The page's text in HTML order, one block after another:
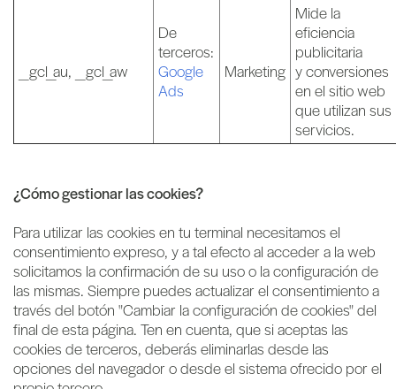
_gcl_au, _gcl_aw
De
terceros:
Google
Ads
Marketing
Mide la
eficiencia
publicitaria
y conversiones
en el sitio web
que utilizan sus
servicios.
¿Cómo gestionar las cookies?
Para utilizar las cookies en tu terminal necesitamos el
consentimiento expreso, y a tal efecto al acceder a la web
solicitamos la confirmación de su uso o la configuración de
las mismas. Siempre puedes actualizar el consentimiento a
través del botón "Cambiar la configuración de cookies" del
final de esta página. Ten en cuenta, que si aceptas las
cookies de terceros, deberás eliminarlas desde las
opciones del navegador o desde el sistema ofrecido por el